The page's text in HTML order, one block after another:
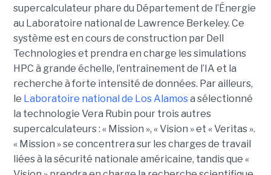
supercalculateur phare du Département de l’Énergie
au Laboratoire national de Lawrence Berkeley. Ce
système est en cours de construction par Dell
Technologies et prendra en charge les simulations
HPC à grande échelle, l’entraînement de l’IA et la
recherche à forte intensité de données. Par ailleurs,
le Laboratoire national de Los Alamosa sélectionné
la technologie Vera Rubin pour trois autres
supercalculateurs : « Mission », « Vision » et « Veritas ».
« Mission » se concentrera sur les charges de travail
liées à la sécurité nationale américaine, tandis que «